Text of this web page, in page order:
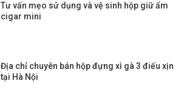
Tư vấn mẹo sử dụng và vệ sinh hộp giữ ẩm
cigar mini
Địa chỉ chuyên bán hộp đựng xì gà 3 điếu xịn
tại Hà Nội